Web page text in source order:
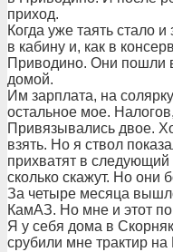
приход.
Когда уже таять стало
в кабину и, как в
Приводино. Они пошли
домой.
Им зарплата, на
остальное мое.
Привязывались двое.
взять. Но я ствол
прихватят в следующий
сколько скажут. Но они
За четыре месяца
КамАЗ. Но мне и этот
Я у себя дома в
срубили мне трактир